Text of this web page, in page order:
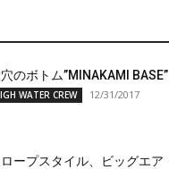
のボトム”MINAKAMI BASE”
WATER CREW 12/31/2017
ロープスタイル、ビッグエア